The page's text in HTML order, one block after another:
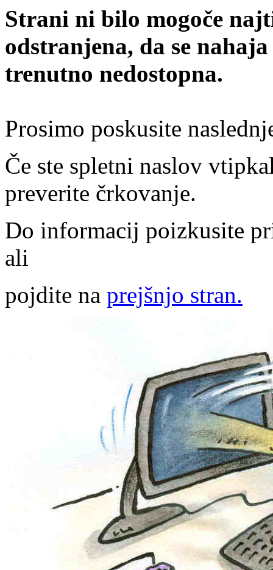
Strani ni bilo mogoče
odstranjena, da se
trenutno nedostopna.
Prosimo poskusite
Če ste spletni naslov
preverite črkovanje.
Do informacij poizkusite
ali
pojdite na prejšnjo stran.